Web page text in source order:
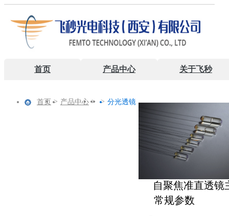
首页 产品中心 关于飞秒
首页 > 产品中心 > > 分光透镜
自聚焦准直透镜
常规参数